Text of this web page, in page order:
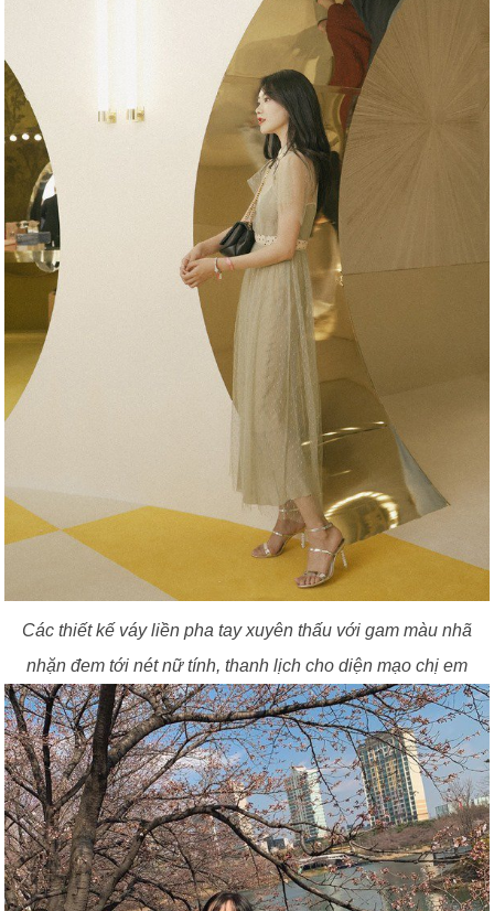
Các thiết kế váy liền pha tay xuyên thấu với gam màu nhã
nhặn đem tới nét nữ tính, thanh lịch cho diện mạo chị em